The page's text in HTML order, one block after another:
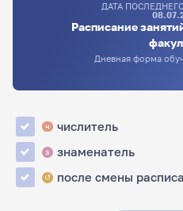
ДАТА
Расписание
Дневная форма
ч числитель
з знаменатель
↺ после смены